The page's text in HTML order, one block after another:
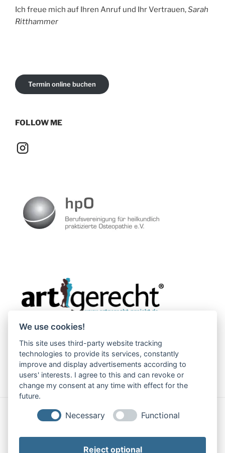
Ich freue mich auf Ihren Anruf und Ihr Vertrauen,Sarah
Ritthammer
Termin online buchen
FOLLOW ME
We use cookies!
This site uses third-party website tracking
technologies to provide its services, constantly
improve and display advertisements according to
users' interests. I agree to this and can revoke or
change my consent at any time with effect for the
future.
Necessary Functional
Reject optional